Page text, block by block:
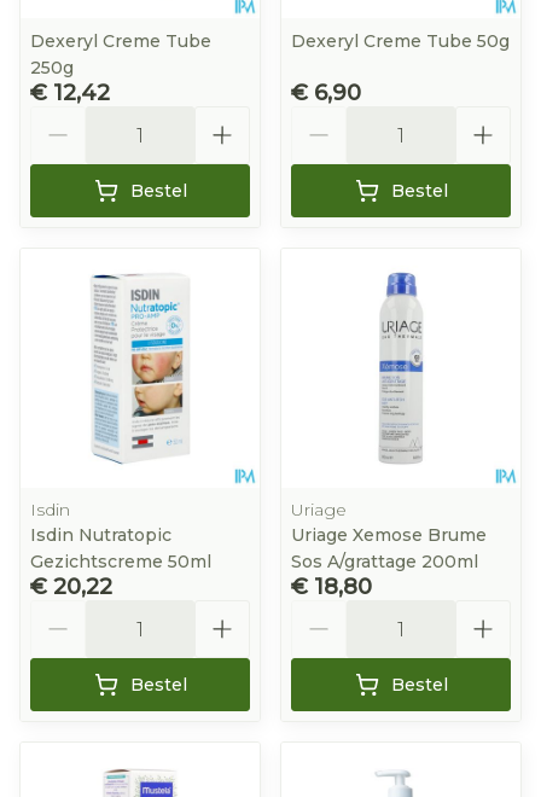
Dexeryl Creme Tube
250g
€ 12,42
Bestel
Dexeryl Creme Tube 50g
€ 6,90
Bestel
Isdin
Isdin Nutratopic
Gezichtscreme 50ml
€ 20,22
Bestel
Uriage
Uriage Xemose Brume
Sos A/grattage 200ml
€ 18,80
Bestel